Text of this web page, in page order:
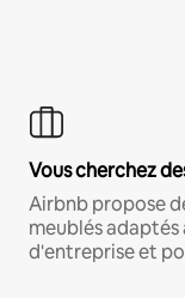
Vous cherchez
Airbnb propose
meublés
d'entreprise et